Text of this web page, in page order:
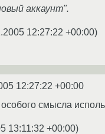
аккаунт".
12:27:22 +00:00)
12:27:22 +00:00
смысла
13:11:32 +00:00)